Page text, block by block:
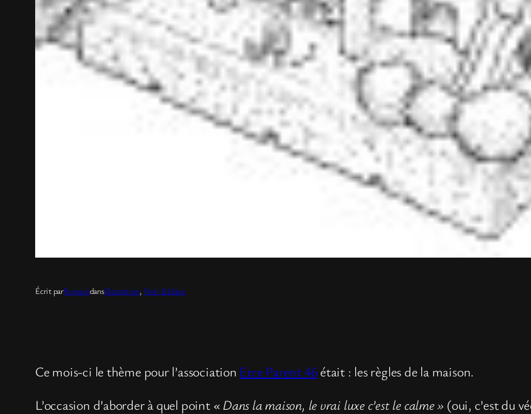
Écrit parRomaindansIllustration, Noir & blanc
Ce mois-ci le thème pour l’association Etre Parent 46était : les règles de la maison.
L’occasion d’aborder à quel point « Dans la maison, le vrai luxe c’est le calme » (oui, c’est du